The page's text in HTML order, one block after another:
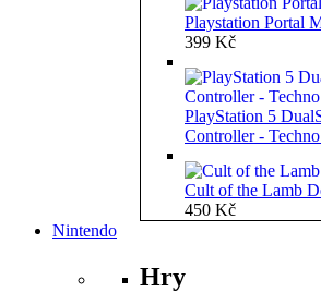
Playstation Portal
399 Kč
PlayStation 5
Controller -
Cult of the Lamb
450 Kč
Nintendo
Hry